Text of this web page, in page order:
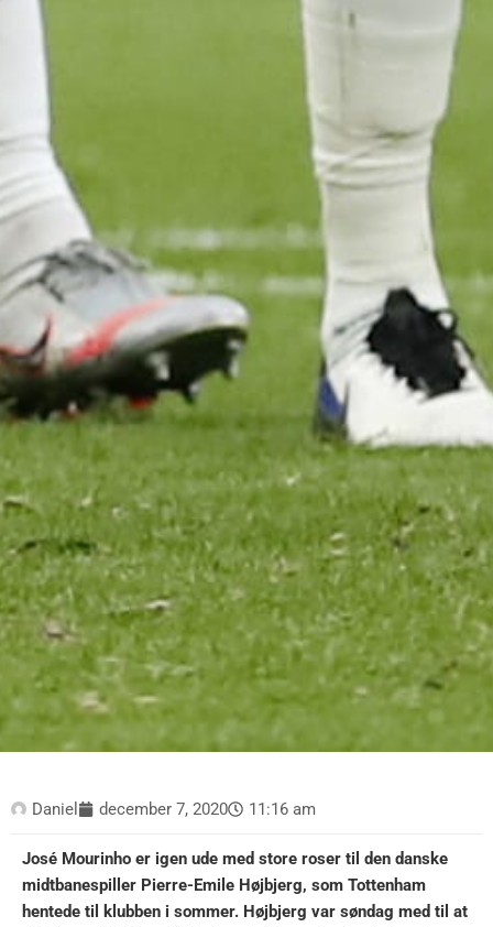
Daniel december 7, 2020 11:16 am
José Mourinho er igen ude med store roser til den danske
midtbanespiller Pierre-Emile Højbjerg, som Tottenham
hentede til klubben i sommer. Højbjerg var søndag med til at